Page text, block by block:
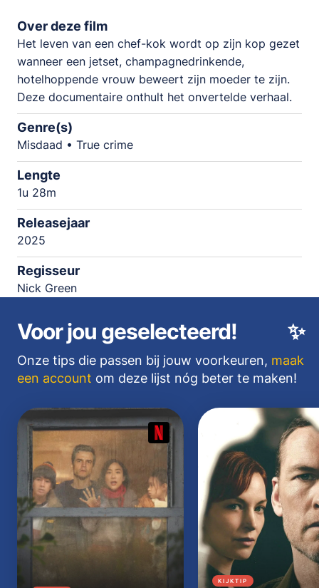
Over deze film
Het leven van een chef-kok wordt op zijn kop gezet
wanneer een jetset, champagnedrinkende,
hotelhoppende vrouw beweert zijn moeder te zijn.
Deze documentaire onthult het onvertelde verhaal.
Genre(s)
Misdaad • True crime
Lengte
1u 28m
Releasejaar
2025
Regisseur
Nick Green
✨
Voor jou geselecteerd!
Onze tips die passen bij jouw voorkeuren, maak
een account om deze lijst nóg beter te maken!
KIJKTIP